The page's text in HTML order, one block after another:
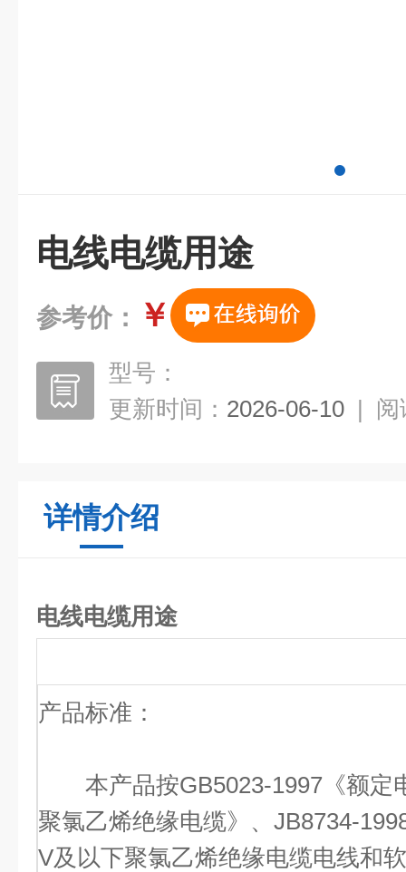
电线电缆用途
参考价： ￥
型号：
更新时间： 2026-06-10 | 阅
详情介绍
电线电缆用途
产品标准：
本产品按GB5023-1997《额定
聚氯乙烯绝缘电缆》、JB8734-
V及以下聚氯乙烯绝缘电缆电线和